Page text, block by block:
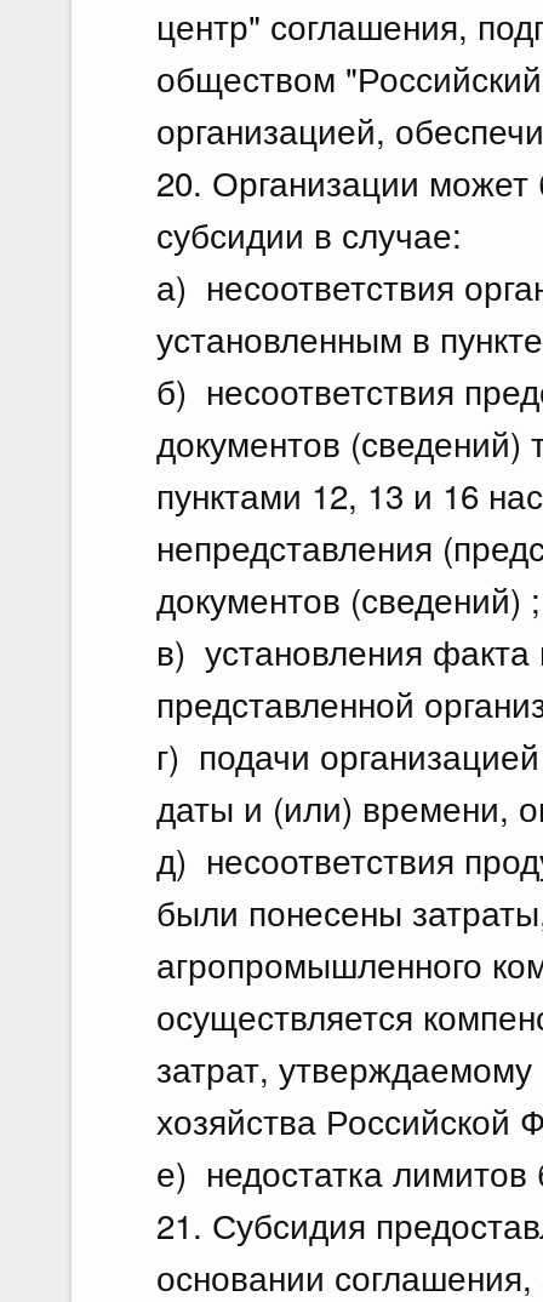
центр" соглашения,
обществом
организацией,
20. Организации может
субсидии в случае:
а) несоответствия
установленным в
б) несоответствия
документов
пунктами 12, 13 и 16
непредставления
документов (сведений) ;
в) установления факта
представленной
г) подачи
даты и (или) времени,
д) несоответствия
были понесены
агропромышленного
осуществляется
затрат,
хозяйства Российской
е) недостатка
21. Субсидия
основании